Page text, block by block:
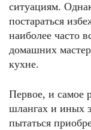
ситуациям.
постараться
наиболее часто
домашних
кухне.
Первое, и самое
шлангах и иных
пытаться